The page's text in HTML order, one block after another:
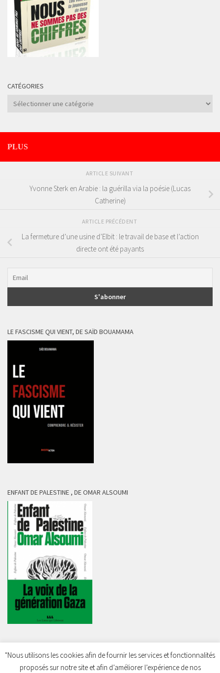
CATÉGORIES
Catégories
PLUS
ARTICLE SUIVANT
Yvonne Sterk en Arabie : la guérilla via la poésie (Lucas
Catherine)
ARTICLE PRÉCÉDENT
La fermeture d’une usine d’Elbit : le travail de base et l’action
directe ont été payants
LE FASCISME QUI VIENT, DE SAÏD BOUAMAMA
ENFANT DE PALESTINE , DE OMAR ALSOUMI
"Nous utilisons les cookies afin de fournir les services et fonctionnalités
proposés sur notre site et afin d’améliorer l’expérience de nos